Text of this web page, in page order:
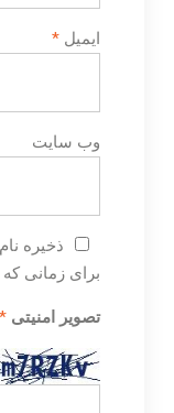
ایمیل *
وب‌ سایت
ذخیره
برای زمانی
تصویر امنیتی *